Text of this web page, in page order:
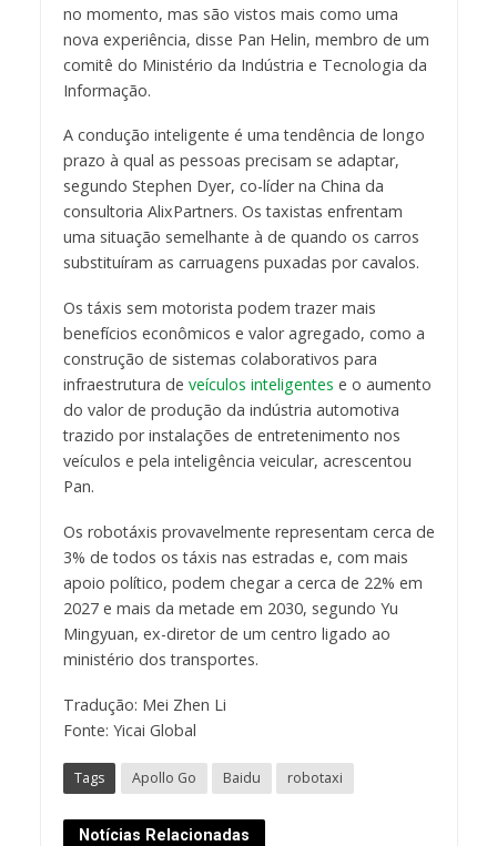
no momento, mas são vistos mais como uma
nova experiência, disse Pan Helin, membro de um
comitê do Ministério da Indústria e Tecnologia da
Informação.
A condução inteligente é uma tendência de longo
prazo à qual as pessoas precisam se adaptar,
segundo Stephen Dyer, co-líder na China da
consultoria AlixPartners. Os taxistas enfrentam
uma situação semelhante à de quando os carros
substituíram as carruagens puxadas por cavalos.
Os táxis sem motorista podem trazer mais
benefícios econômicos e valor agregado, como a
construção de sistemas colaborativos para
infraestrutura de veículos inteligentes e o aumento
do valor de produção da indústria automotiva
trazido por instalações de entretenimento nos
veículos e pela inteligência veicular, acrescentou
Pan.
Os robotáxis provavelmente representam cerca de
3% de todos os táxis nas estradas e, com mais
apoio político, podem chegar a cerca de 22% em
2027 e mais da metade em 2030, segundo Yu
Mingyuan, ex-diretor de um centro ligado ao
ministério dos transportes.
Tradução: Mei Zhen Li
Fonte: Yicai Global
Tags Apollo Go Baidu robotaxi
Notícias Relacionadas